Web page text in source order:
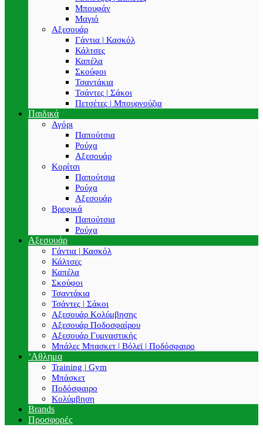
Μπουφάν
Μαγιό
Αξεσουάρ
Γάντια | Κασκόλ
Κάλτσες
Καπέλα
Σκούφοι
Τσαντάκια
Τσάντες | Σάκοι
Πετσέτες | Μπουρνούζια
Παιδικά
Αγόρι
Παπούτσια
Ρούχα
Αξεσουάρ
Κορίτσι
Παπούτσια
Ρούχα
Αξεσουάρ
Βρεφικά
Παπούτσια
Ρούχα
Αξεσουάρ
Γάντια | Κασκόλ
Κάλτσες
Καπέλα
Σκούφοι
Τσαντάκια
Τσάντες | Σάκοι
Αξεσουάρ Κολύμβησης
Αξεσουάρ Ποδοσφαίρου
Αξεσουάρ Γυμναστικής
Μπάλες Μπασκετ | Βόλεϊ | Ποδόσφαιρο
‘Αθλημα
Training | Gym
Μπάσκετ
Ποδόσφαιρο
Κολύμβηση
Brands
Προσφορές